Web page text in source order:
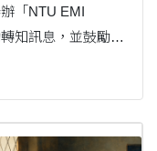
「NTU EMI
知訊息，並鼓勵師
揭活動邀請全英語
英語授課之研....